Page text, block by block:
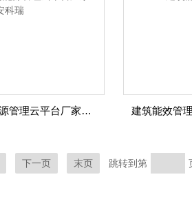
AcrelEMS智慧能源管理云平台厂家安科瑞 建筑能效管
下一页 末页 跳转到第